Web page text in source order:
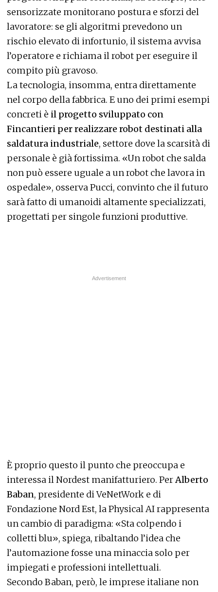
sensorizzate monitorano postura e sforzi del
lavoratore: se gli algoritmi prevedono un
rischio elevato di infortunio, il sistema avvisa
l’operatore e richiama il robot per eseguire il
compito più gravoso.
La tecnologia, insomma, entra direttamente
nel corpo della fabbrica. E uno dei primi esempi
concreti è il progetto sviluppato con
Fincantieri per realizzare robot destinati alla
saldatura industriale, settore dove la scarsità di
personale è già fortissima. «Un robot che salda
non può essere uguale a un robot che lavora in
ospedale», osserva Pucci, convinto che il futuro
sarà fatto di umanoidi altamente specializzati,
progettati per singole funzioni produttive.
È proprio questo il punto che preoccupa e
interessa il Nordest manifatturiero. PerAlberto
Baban, presidente di VeNetWork e di
Fondazione Nord Est, la Physical AI rappresenta
un cambio di paradigma: «Sta colpendo i
colletti blu», spiega, ribaltando l’idea che
l’automazione fosse una minaccia solo per
impiegati e professioni intellettuali.
Secondo Baban, però, le imprese italiane non